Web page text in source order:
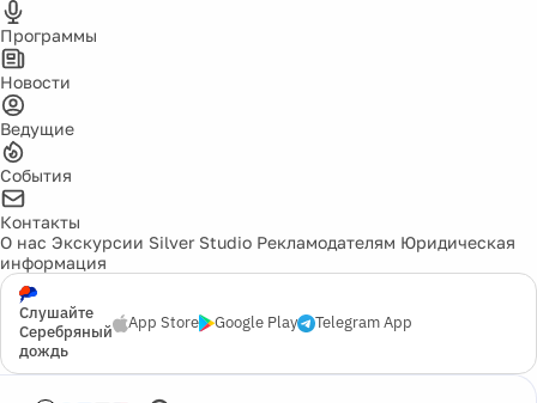
Программы
Новости
Ведущие
События
Контакты
О нас Экскурсии Silver Studio Рекламодателям Юридическая
информация
Слушайте
Серебряный
дождь
App Store Google Play Telegram App